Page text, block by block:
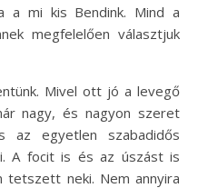
a mi kis Bendink. Mind a
megfelelően választjuk
Mivel ott jó a levegő
nagy, és nagyon szeret
az egyetlen szabadidős
A focit is és az úszást is
tetszett neki. Nem annyira